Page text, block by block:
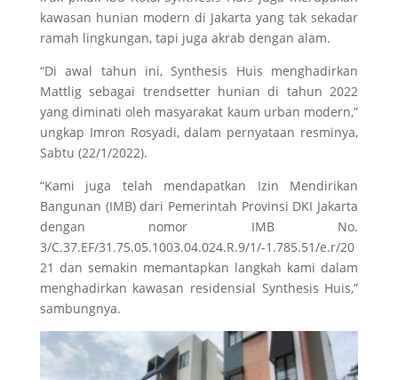
kawasan hunian modern di Jakarta yang tak sekadar
ramah lingkungan, tapi juga akrab dengan alam.
“Di awal tahun ini, Synthesis Huis menghadirkan
Mattlig sebagai trendsetter hunian di tahun 2022
yang diminati oleh masyarakat kaum urban modern,”
ungkap Imron Rosyadi, dalam pernyataan resminya,
Sabtu (22/1/2022).
“Kami juga telah mendapatkan Izin Mendirikan
Bangunan (IMB) dari Pemerintah Provinsi DKI Jakarta
dengan nomor IMB No.
3/C.37.EF/31.75.05.1003.04.024.R.9/1/-1.785.51/e.r/20
21 dan semakin memantapkan langkah kami dalam
menghadirkan kawasan residensial Synthesis Huis,”
sambungnya.